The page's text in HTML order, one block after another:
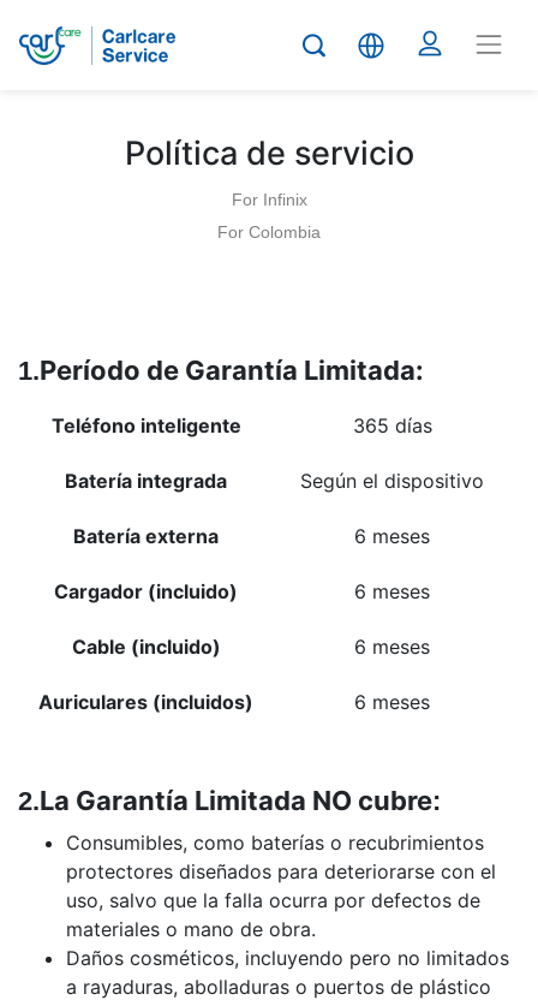
Política de servicio
For Infinix
For Colombia
1.Período de Garantía Limitada:
Teléfono inteligente 365 días
Batería integrada Según el dispositivo
Batería externa 6 meses
Cargador (incluido) 6 meses
Cable (incluido) 6 meses
Auriculares (incluidos) 6 meses
2.La Garantía Limitada NO cubre:
Consumibles, como baterías o recubrimientos
protectores diseñados para deteriorarse con el
uso, salvo que la falla ocurra por defectos de
materiales o mano de obra.
Daños cosméticos, incluyendo pero no limitados
a rayaduras, abolladuras o puertos de plástico